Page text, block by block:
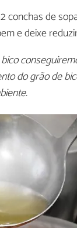
conchas de
e deixe
do grão de